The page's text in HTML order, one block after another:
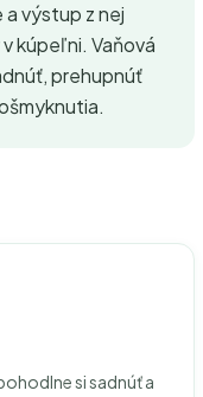
výstup z nej
kúpeľni. Vaňová
prehupnúť
si sadnúť a